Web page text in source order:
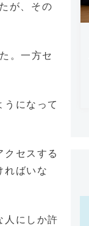
が、その
。一方セ
になって
セスする
ればいな
人にしか許